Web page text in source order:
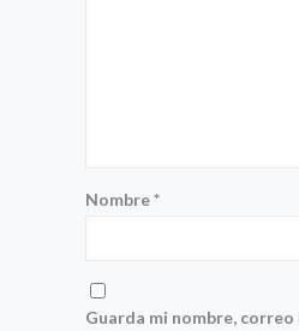
Nombre*
Guarda mi nombre,